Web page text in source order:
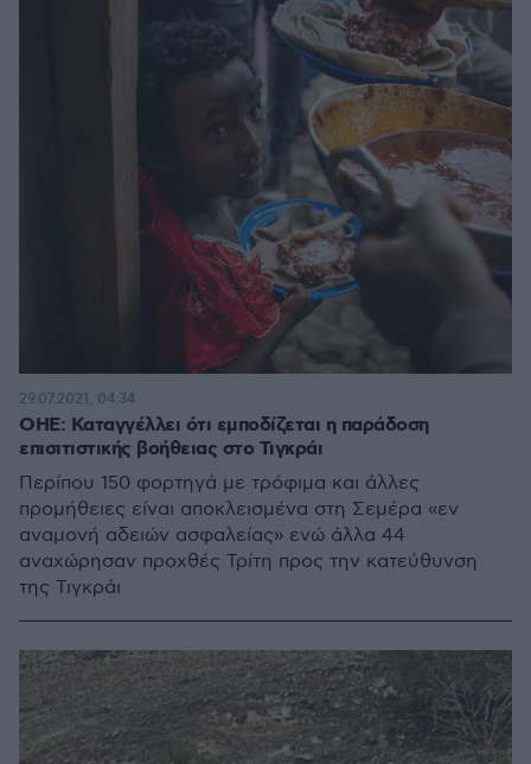
ΟΗΕ: Καταγγέλλει ότι εμποδίζεται η παράδοση
επισιτιστικής βοήθειας στο Τιγκράι
Περίπου 150 φορτηγά με τρόφιμα και άλλες
προμήθειες είναι αποκλεισμένα στη Σεμέρα «εν
αναμονή αδειών ασφαλείας» ενώ άλλα 44
αναχώρησαν προχθές Τρίτη προς την κατεύθυνση
της Τιγκράι
29.07.2021, 04:34